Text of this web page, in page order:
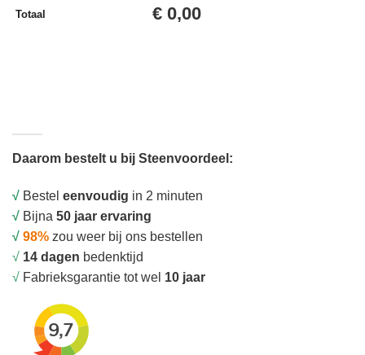
Totaal € 0,00
Daarom bestelt u bij Steenvoordeel:
√ Bestel eenvoudig in 2 minuten
√ Bijna 50 jaar ervaring
√ 98% zou weer bij ons bestellen
√ 14 dagen bedenktijd
√ Fabrieksgarantie tot wel 10 jaar